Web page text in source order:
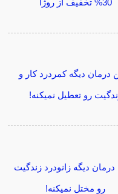
30% تخفیف از روژا
درمان دیگه کمردرد کار و
رو تعطیل نمیکنه!
درمان دیگه زانودرد زندگیت
رو مختل نمیکنه!